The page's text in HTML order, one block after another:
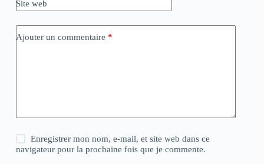
Site web
Ajouter un commentaire *
Enregistrer mon nom, e-mail, et site web dans ce
navigateur pour la prochaine fois que je commente.